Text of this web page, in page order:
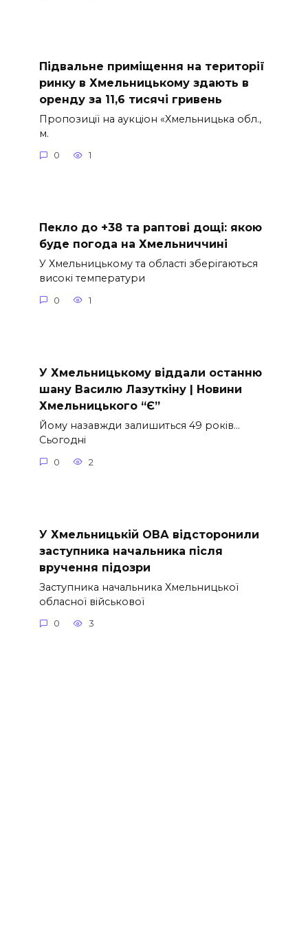
Підвальне приміщення на території
ринку в Хмельницькому здають в
оренду за 11,6 тисячі гривень
Пропозиції на аукціон «Хмельницька обл.,
м.
0 1
Пекло до +38 та раптові дощі: якою
буде погода на Хмельниччині
У Хмельницькому та області зберігаються
високі температури
0 1
У Хмельницькому віддали останню
шану Василю Лазуткіну | Новини
Хмельницького “Є”
Йому назавжди залишиться 49 років…
Сьогодні
0 2
У Хмельницькій ОВА відсторонили
заступника начальника після
вручення підозри
Заступника начальника Хмельницької
обласної військової
0 3